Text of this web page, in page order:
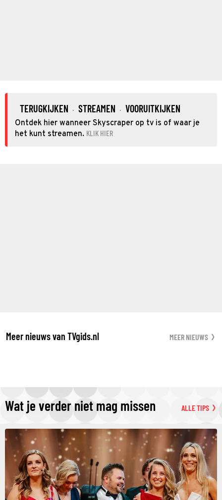
TERUGKIJKEN · STREAMEN · VOORUITKIJKEN
Ontdek hier wanneer Skyscraper op tv is of waar je
het kunt streamen. KLIK HIER
Meer nieuws van TVgids.nl MEER NIEUWS
Wat je verder niet mag missen ALLE TIPS